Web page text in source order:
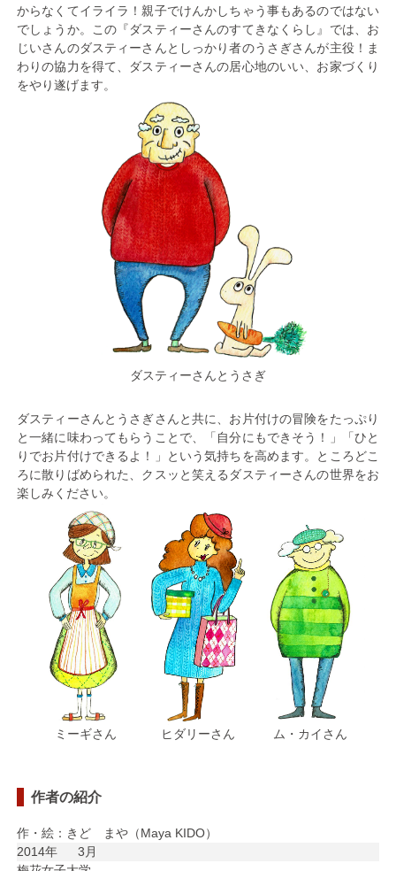
からなくてイライラ！親子でけんかしちゃう事もあるのではない
でしょうか。この『ダスティーさんのすてきなくらし』では、お
じいさんのダスティーさんとしっかり者のうさぎさんが主役！ま
わりの協力を得て、ダスティーさんの居心地のいい、お家づくり
をやり遂げます。
ダスティーさんとうさぎ
ダスティーさんとうさぎさんと共に、お片付けの冒険をたっぷり
と一緒に味わってもらうことで、「自分にもできそう！」「ひと
りでお片付けできるよ！」という気持ちを高めます。ところどこ
ろに散りばめられた、クスッと笑えるダスティーさんの世界をお
楽しみください。
ミーギさん ヒダリーさん ム・カイさん
作者の紹介
作・絵：きど まや（Maya KIDO）
2014年
3月